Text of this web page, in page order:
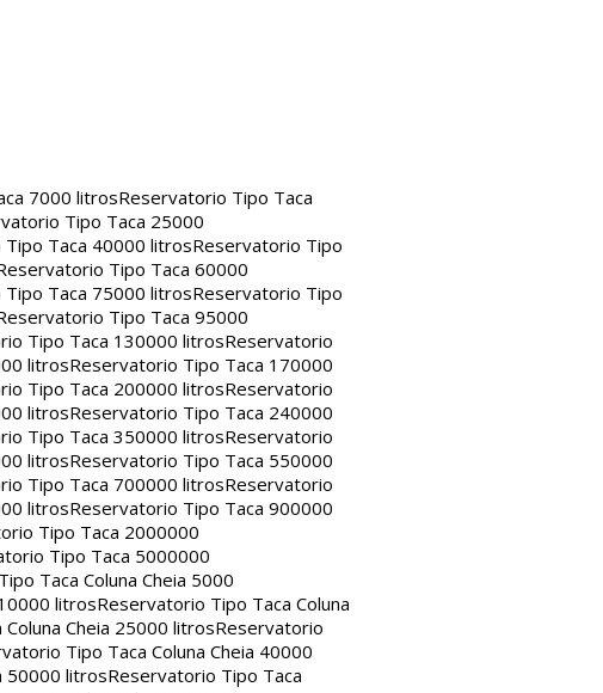
7000 litrosReservatorio Tipo Taca
Tipo Taca 25000
Taca 40000 litrosReservatorio Tipo
Tipo Taca 60000
Taca 75000 litrosReservatorio Tipo
Tipo Taca 95000
Tipo Taca 130000 litrosReservatorio
litrosReservatorio Tipo Taca 170000
Tipo Taca 200000 litrosReservatorio
litrosReservatorio Tipo Taca 240000
Tipo Taca 350000 litrosReservatorio
litrosReservatorio Tipo Taca 550000
Tipo Taca 700000 litrosReservatorio
litrosReservatorio Tipo Taca 900000
Tipo Taca 2000000
Tipo Taca 5000000
Taca Coluna Cheia 5000
litrosReservatorio Tipo Taca Coluna
Cheia 25000 litrosReservatorio
Tipo Taca Coluna Cheia 40000
50000 litrosReservatorio Tipo Taca